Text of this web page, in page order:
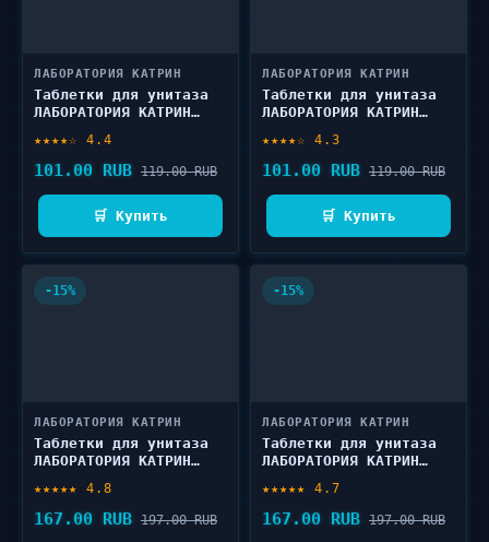
ЛАБОРАТОРИЯ КАТРИН
Таблетки для унитаза
ЛАБОРАТОРИЯ КАТРИН
★★★★☆ 4.4
101.00 RUB 119.00 RUB
🛒 Купить
ЛАБОРАТОРИЯ КАТРИН
Таблетки для унитаза
ЛАБОРАТОРИЯ КАТРИН
★★★★☆ 4.3
101.00 RUB 119.00 RUB
🛒 Купить
-15%
ЛАБОРАТОРИЯ КАТРИН
Таблетки для унитаза
ЛАБОРАТОРИЯ КАТРИН
★★★★★ 4.8
167.00 RUB 197.00 RUB
-15%
ЛАБОРАТОРИЯ КАТРИН
Таблетки для унитаза
ЛАБОРАТОРИЯ КАТРИН
★★★★★ 4.7
167.00 RUB 197.00 RUB